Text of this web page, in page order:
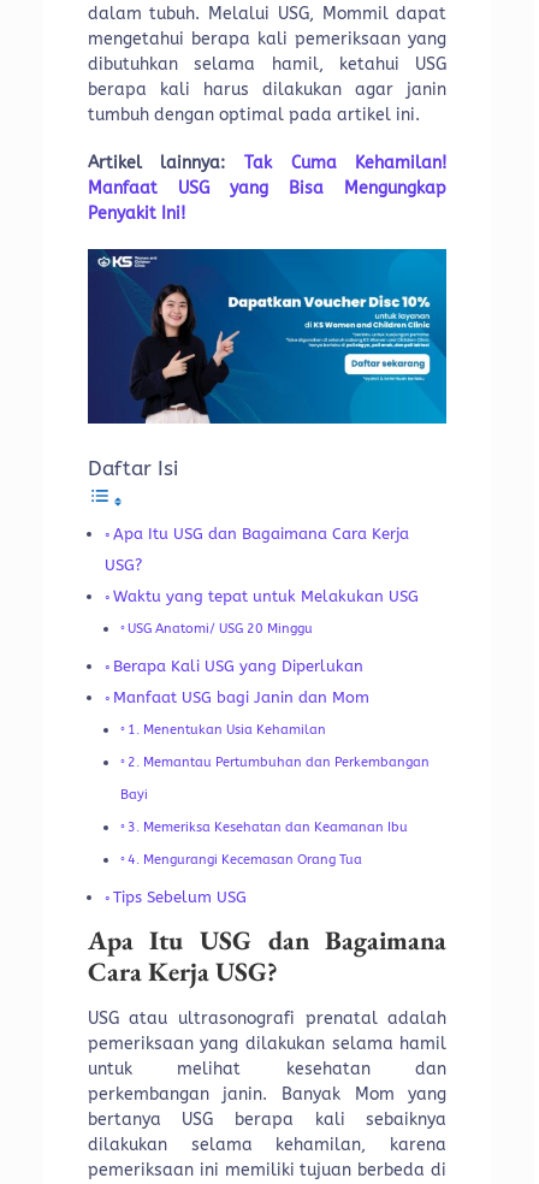
dalam tubuh. Melalui USG, Mommil dapat
mengetahui berapa kali pemeriksaan yang
dibutuhkan selama hamil, ketahui USG
berapa kali harus dilakukan agar janin
tumbuh dengan optimal pada artikel ini.
Artikel lainnya: Tak Cuma Kehamilan!
Manfaat USG yang Bisa Mengungkap
Penyakit Ini!
Daftar Isi
Apa Itu USG dan Bagaimana Cara Kerja
USG?
Waktu yang tepat untuk Melakukan USG
USG Anatomi/ USG 20 Minggu
Berapa Kali USG yang Diperlukan
Manfaat USG bagi Janin dan Mom
1. Menentukan Usia Kehamilan
2. Memantau Pertumbuhan dan Perkembangan
Bayi
3. Memeriksa Kesehatan dan Keamanan Ibu
4. Mengurangi Kecemasan Orang Tua
Tips Sebelum USG
Apa Itu USG dan Bagaimana
Cara Kerja USG?
USG atau ultrasonografi prenatal adalah
pemeriksaan yang dilakukan selama hamil
untuk melihat kesehatan dan
perkembangan janin. Banyak Mom yang
bertanya USG berapa kali sebaiknya
dilakukan selama kehamilan, karena
pemeriksaan ini memiliki tujuan berbeda di